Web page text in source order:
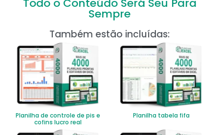
Todo o Conteúdo Será Seu Para
Sempre
Também estão incluídas:
Planilha de controle de pis e
cofins lucro real
Planilha tabela fifa